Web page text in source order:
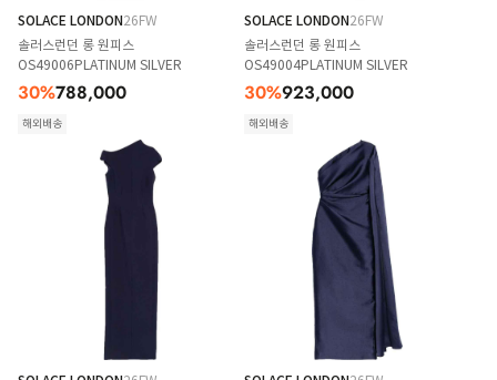
SOLACE LONDON26FW
솔러스런던 롱 원피스
OS49006PLATINUM SILVER
30%788,000
해외배송
SOLACE LONDON26FW
솔러스런던 롱 원피스
OS49004PLATINUM SILVER
30%923,000
해외배송